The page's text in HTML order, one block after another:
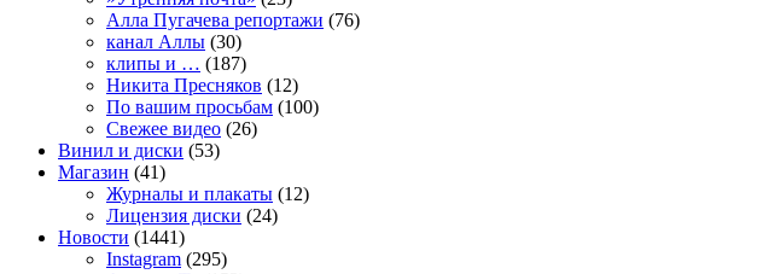
Алла Пугачева репортажи (76)
канал Аллы (30)
клипы и … (187)
Никита Пресняков (12)
По вашим просьбам (100)
Свежее видео (26)
Винил и диски (53)
Магазин (41)
Журналы и плакаты (12)
Лицензия диски (24)
Новости (1441)
Instagram (295)